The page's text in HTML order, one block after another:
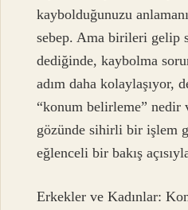
kaybolduğunuzu
sebep. Ama birileri gelip
dediğinde, kaybolma
adım daha kolaylaşıyor,
“konum belirleme” nedir
gözünde sihirli bir işlem
eğlenceli bir bakış
Erkekler ve Kadınlar: